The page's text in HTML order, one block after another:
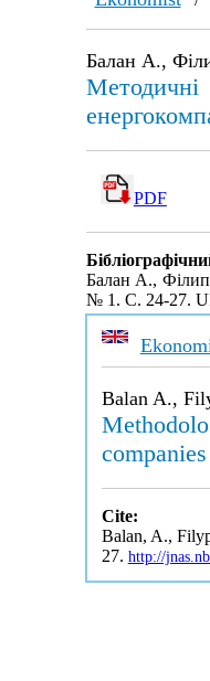
Балан А.,
PDF
Балан А.,
№ 1. С. 24-27.
Balan A.,
companies
Cite:
Balan, A.,
27. http://